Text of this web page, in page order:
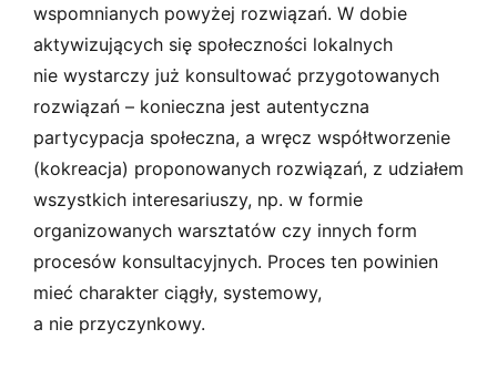
wspomnianych powyżej rozwiązań. W dobie
aktywizujących się społeczności lokalnych
nie wystarczy już konsultować przygotowanych
rozwiązań – konieczna jest autentyczna
partycypacja społeczna, a wręcz współtworzenie
(kokreacja) proponowanych rozwiązań, z udziałem
wszystkich interesariuszy, np. w formie
organizowanych warsztatów czy innych form
procesów konsultacyjnych. Proces ten powinien
mieć charakter ciągły, systemowy,
a nie przyczynkowy.